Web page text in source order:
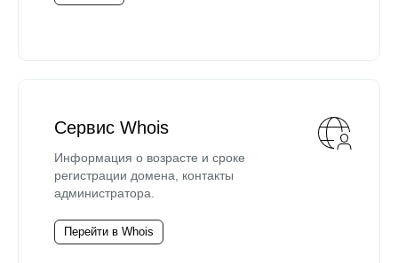
Сервис Whois
Информация о возрасте и сроке
регистрации домена, контакты
администратора.
Перейти в Whois